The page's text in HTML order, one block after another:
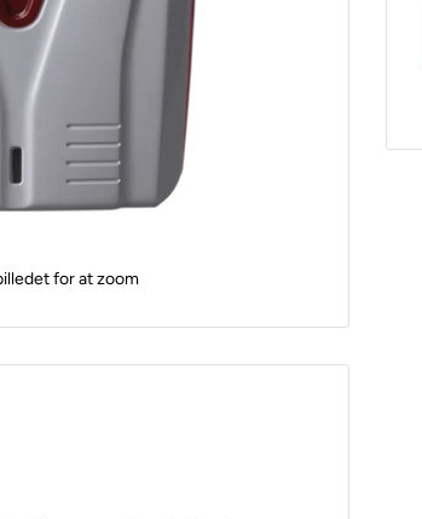
for at zoom